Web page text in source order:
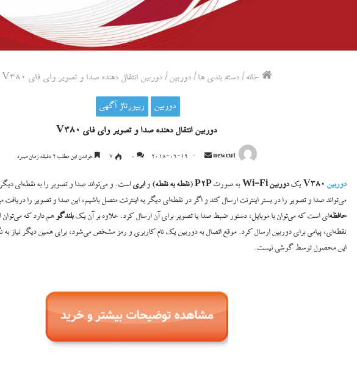
خانه / دسته بندی ها / دوربین / دوربین انتقال دهنده صدا و تصویر وای فای V380
دوربین ریپورتاژ آگهی
دوربین انتقال دهنده صدا و تصویر وای فای V380
newcut
ارسال
2018-06-19
0 ۷ خواندن این مطلب ۲ دقیقه زمان میبرد
دوربین یکدوربین Wi-Fi به صورتP2P
(نقطه به نقطه) وابریاست. و می‌تواند صدا و تصویر را به نقطه‌ای
می‌تواند صدا و تصویر را در بستر اینترنت ارسال کند و اگر در نقطه‌ای دیگر به اینترنت متصل باشیم، این صدا و تصویر را
حافظه‌ای است که می‌توان با موبایل، دستور ضبط صدا یا تصویر برای آن ارسال کرد. علاوه بر آن یکبلندگو هم دارد که می‌توان
نقطه‌ای، پیامی برای دوربین ارسال کرد. موقع اتصال به دوربین یک نام کاربری و رمز مشخص می‌شود، برای همین دیگر نیاز
این محصول توسط گوشی نیست.